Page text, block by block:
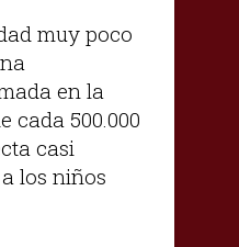
muy poco
en la
cada 500.000
casi
los niños